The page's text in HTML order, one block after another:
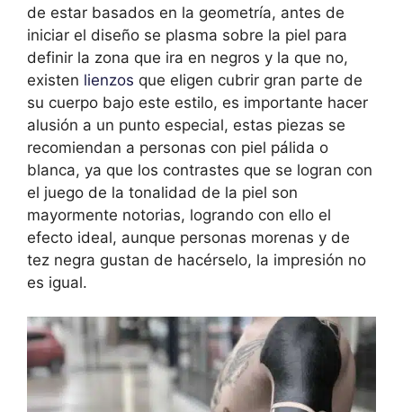
de estar basados en la geometría, antes de
iniciar el diseño se plasma sobre la piel para
definir la zona que ira en negros y la que no,
existen lienzos que eligen cubrir gran parte de
su cuerpo bajo este estilo, es importante hacer
alusión a un punto especial, estas piezas se
recomiendan a personas con piel pálida o
blanca, ya que los contrastes que se logran con
el juego de la tonalidad de la piel son
mayormente notorias, logrando con ello el
efecto ideal, aunque personas morenas y de
tez negra gustan de hacérselo, la impresión no
es igual.